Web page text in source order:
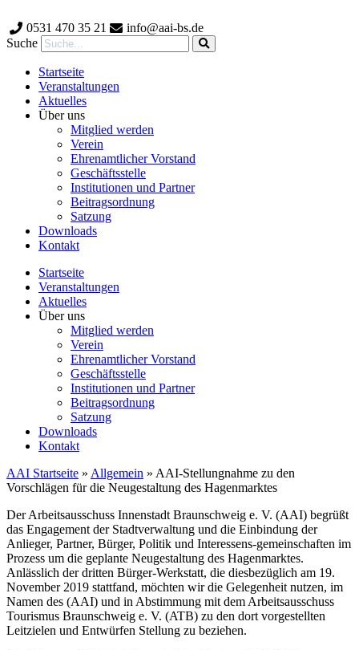
Inhalt
wechseln
0531 470 35 21
info@aai-bs.de
Suche
Startseite
Veranstaltungen
Aktuelles
Über uns
Mitglied werden
Verein
Ehrenamtlicher Vorstand
Geschäftsstelle
Institutionen und Partner
Beitragsordnung
Satzung
Downloads
Kontakt
Startseite
Veranstaltungen
Aktuelles
Über uns
Mitglied werden
Verein
Ehrenamtlicher Vorstand
Geschäftsstelle
Institutionen und Partner
Beitragsordnung
Satzung
Downloads
Kontakt
AAI Startseite » Allgemein » AAI-Stellungnahme zu den
Vorschlägen für die Neugestaltung des Hagenmarktes
Der Arbeitsausschuss Innenstadt Braunschweig e. V. (AAI) begrüßt
das Engagement der Stadtverwaltung und die Einbindung der
Anlieger, Partner, Bürger, Politik und Interessens-gemeinschaften im
Prozess um die geplante Neugestaltung des Hagenmarktes.
Anlässlich der dritten Bürger-Werkstatt, die diesbezüglich am 19.
November 2019 stattfand, möchten wir die Gelegenheit nutzen, im
Namen des (AAI) und in Abstimmung mit dem Arbeitsausschuss
Tourismus Braunschweig e. V. (ATB) zu den dort vorgestellten
Leitzielen und Entwürfen Stellung zu beziehen.